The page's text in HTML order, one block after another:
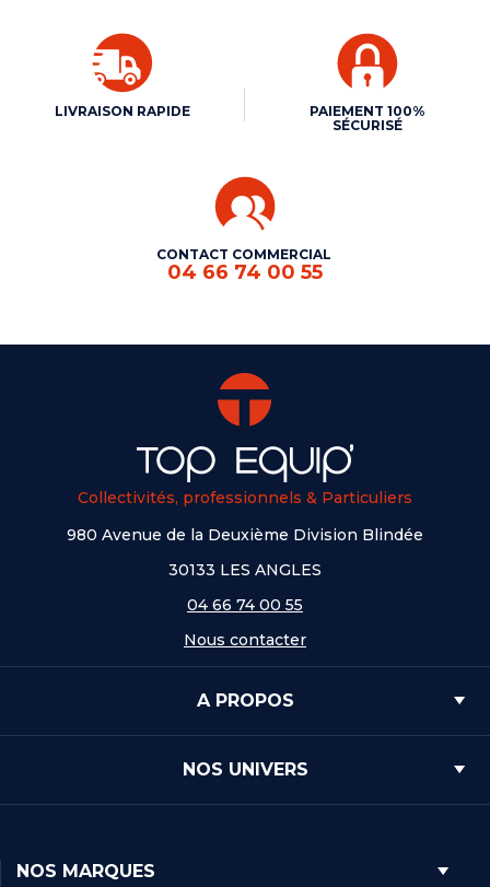
LIVRAISON RAPIDE
PAIEMENT 100%
SÉCURISÉ
CONTACT COMMERCIAL
04 66 74 00 55
Collectivités, professionnels & Particuliers
980 Avenue de la Deuxième Division Blindée
30133 LES ANGLES
04 66 74 00 55
Nous contacter
A PROPOS
NOS UNIVERS
NOS MARQUES